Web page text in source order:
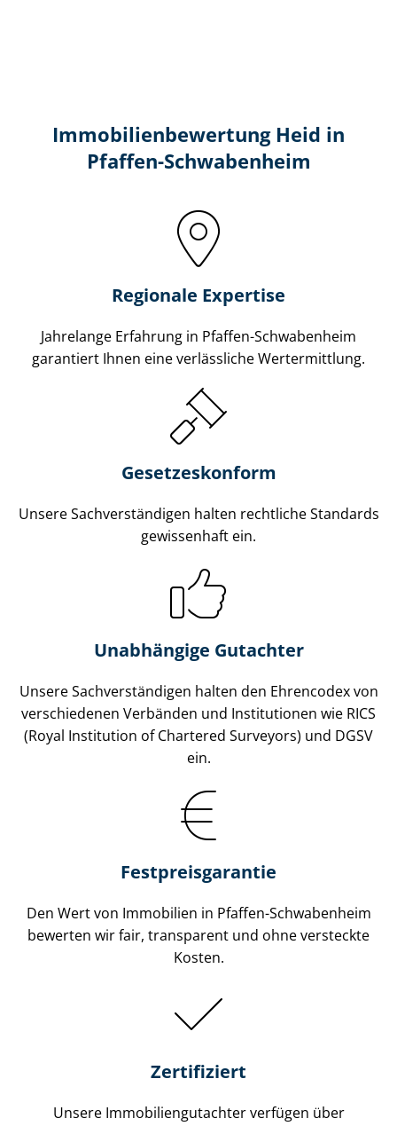
Immobilien­bewertung Heid in
Pfaffen-Schwabenheim
Regionale Expertise
Jahrelange Erfahrung in Pfaffen-Schwabenheim
garantiert Ihnen eine verlässliche Wertermittlung.
Gesetzes­konform
Unsere Sach­ver­stän­di­gen halten rechtliche Standards
gewissenhaft ein.
Unabhängige Gutachter
Unsere Sach­ver­stän­di­gen halten den Ehrencodex von
verschiedenen Verbänden und Institutionen wie RICS
(Royal Institution of Chartered Surveyors) und DGSV
ein.
Festpreis​garantie
Den Wert von Immobilien in Pfaffen-Schwabenheim
bewerten wir fair, transparent und ohne versteckte
Kosten.
Zertifiziert
Unsere Immobilien­gutachter verfügen über